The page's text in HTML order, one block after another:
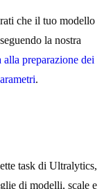
che il tuo modello
la nostra
alla preparazione dei
.
task di Ultralytics,
di modelli, scale e